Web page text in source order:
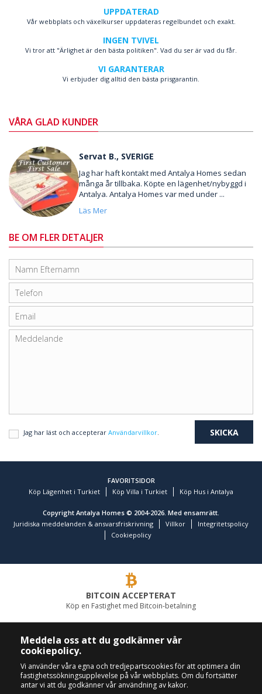
UPPDATERAD
Vår webbplats och växelkurser uppdateras regelbundet och exakt.
INGEN TVIVEL
Vi tror att "Ärlighet är den bästa politiken". Vad du ser är vad du får.
VI GARANTERAR
Vi erbjuder dig alltid den bästa prisgarantin.
VÅRA GLAD KUNDER
Servat B., SVERIGE
Jag har haft kontakt med Antalya Homes sedan
många år tillbaka. Köpte en lägenhet/nybyggd i
Antalya. Antalya Homes var med under ...
Läs Mer
BE OM FLER DETALJER
Jag har läst och accepterar Användarvillkor
FAVORITSIDOR
Köp Lägenhet i Turkiet
Köp Villa i Turkiet Köp Hus i Antalya
Copyright Antalya Homes © 2004-2026. Med ensamrätt.
Juridiska meddelanden & ansvarsfriskrivning
Villkor
Integritetspolicy
Cookiepolicy
BITCOIN ACCEPTERAT
Köp en Fastighet med Bitcoin-betalning
LEDANDE FASTIGHETSFÖRETAG
RING OSS
+90 242 324 54 94
Meddela oss att du godkänner vår
cookiepolicy.
Vi använder våra egna och tredjepartscookies för att optimera din
fastighetssökningsupplevelse på vår webbplats. Om du fortsätter
antar vi att du godkänner vår användning av kakor.